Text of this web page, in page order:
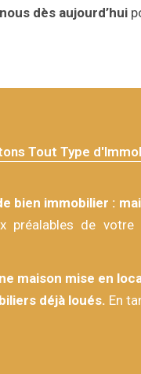
dès aujourd’hui
Tout Type
bien immobilier :
préalables de
maison mise en
déjà loués. En